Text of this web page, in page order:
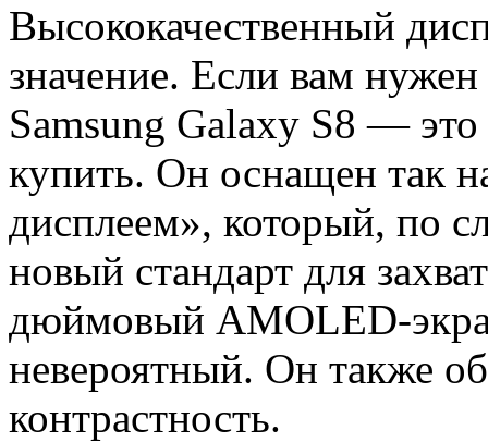
Высококачественный
значение. Если вам
Samsung Galaxy S8 — это
купить. Он оснащен так
дисплеем», который, по
новый стандарт для
дюймовый AMOLED-
невероятный. Он также
контрастность.